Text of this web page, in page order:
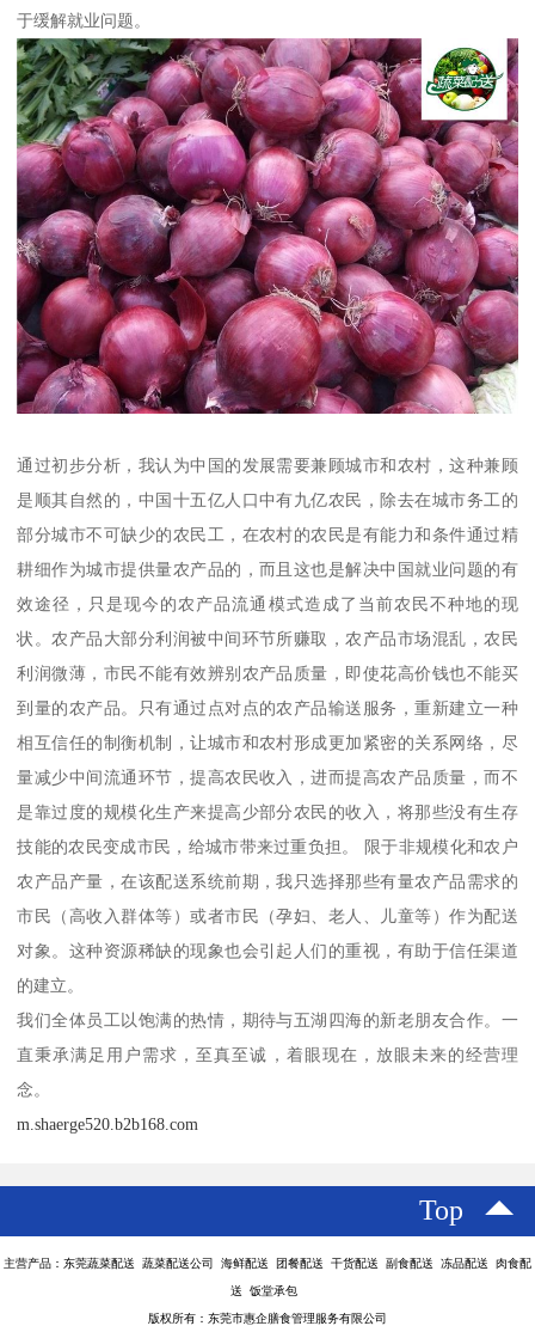
于缓解就业问题。
通过初步分析，我认为中国的发展需要兼顾城市和农村，这种兼顾
是顺其自然的，中国十五亿人口中有九亿农民，除去在城市务工的
部分城市不可缺少的农民工，在农村的农民是有能力和条件通过精
耕细作为城市提供量农产品的，而且这也是解决中国就业问题的有
效途径，只是现今的农产品流通模式造成了当前农民不种地的现
状。农产品大部分利润被中间环节所赚取，农产品市场混乱，农民
利润微薄，市民不能有效辨别农产品质量，即使花高价钱也不能买
到量的农产品。只有通过点对点的农产品输送服务，重新建立一种
相互信任的制衡机制，让城市和农村形成更加紧密的关系网络，尽
量减少中间流通环节，提高农民收入，进而提高农产品质量，而不
是靠过度的规模化生产来提高少部分农民的收入，将那些没有生存
技能的农民变成市民，给城市带来过重负担。 限于非规模化和农户
农产品产量，在该配送系统前期，我只选择那些有量农产品需求的
市民（高收入群体等）或者市民（孕妇、老人、儿童等）作为配送
对象。这种资源稀缺的现象也会引起人们的重视，有助于信任渠道
的建立。
我们全体员工以饱满的热情，期待与五湖四海的新老朋友合作。一
直秉承满足用户需求，至真至诚，着眼现在，放眼未来的经营理
念。
m.shaerge520.b2b168.com
Top
主营产品：东莞蔬菜配送 蔬菜配送公司 海鲜配送 团餐配送 干货配送 副食配送 冻品配送 肉食配
送 饭堂承包
版权所有：东莞市惠企膳食管理服务有限公司